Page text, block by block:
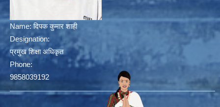
Name:दिपक कुमार शाही
Designation:
प्रमुख शिक्षा अधिकृत
Phone:
9858039192